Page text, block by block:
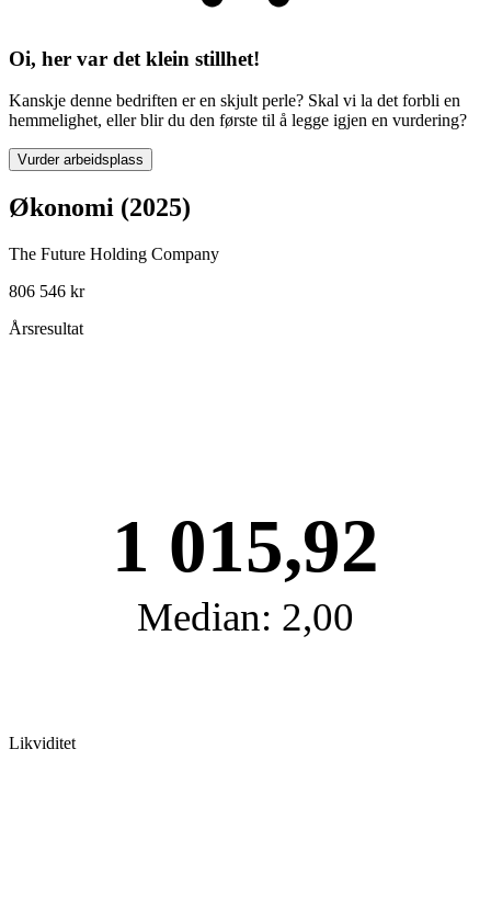
Oi, her var det klein stillhet!
Kanskje denne bedriften er en skjult perle? Skal vi la det forbli en
hemmelighet, eller blir du den første til å legge igjen en vurdering?
Vurder arbeidsplass
Økonomi (2025)
The Future Holding Company
806 546 kr
Årsresultat
1 015,92
Median: 2,00
Likviditet